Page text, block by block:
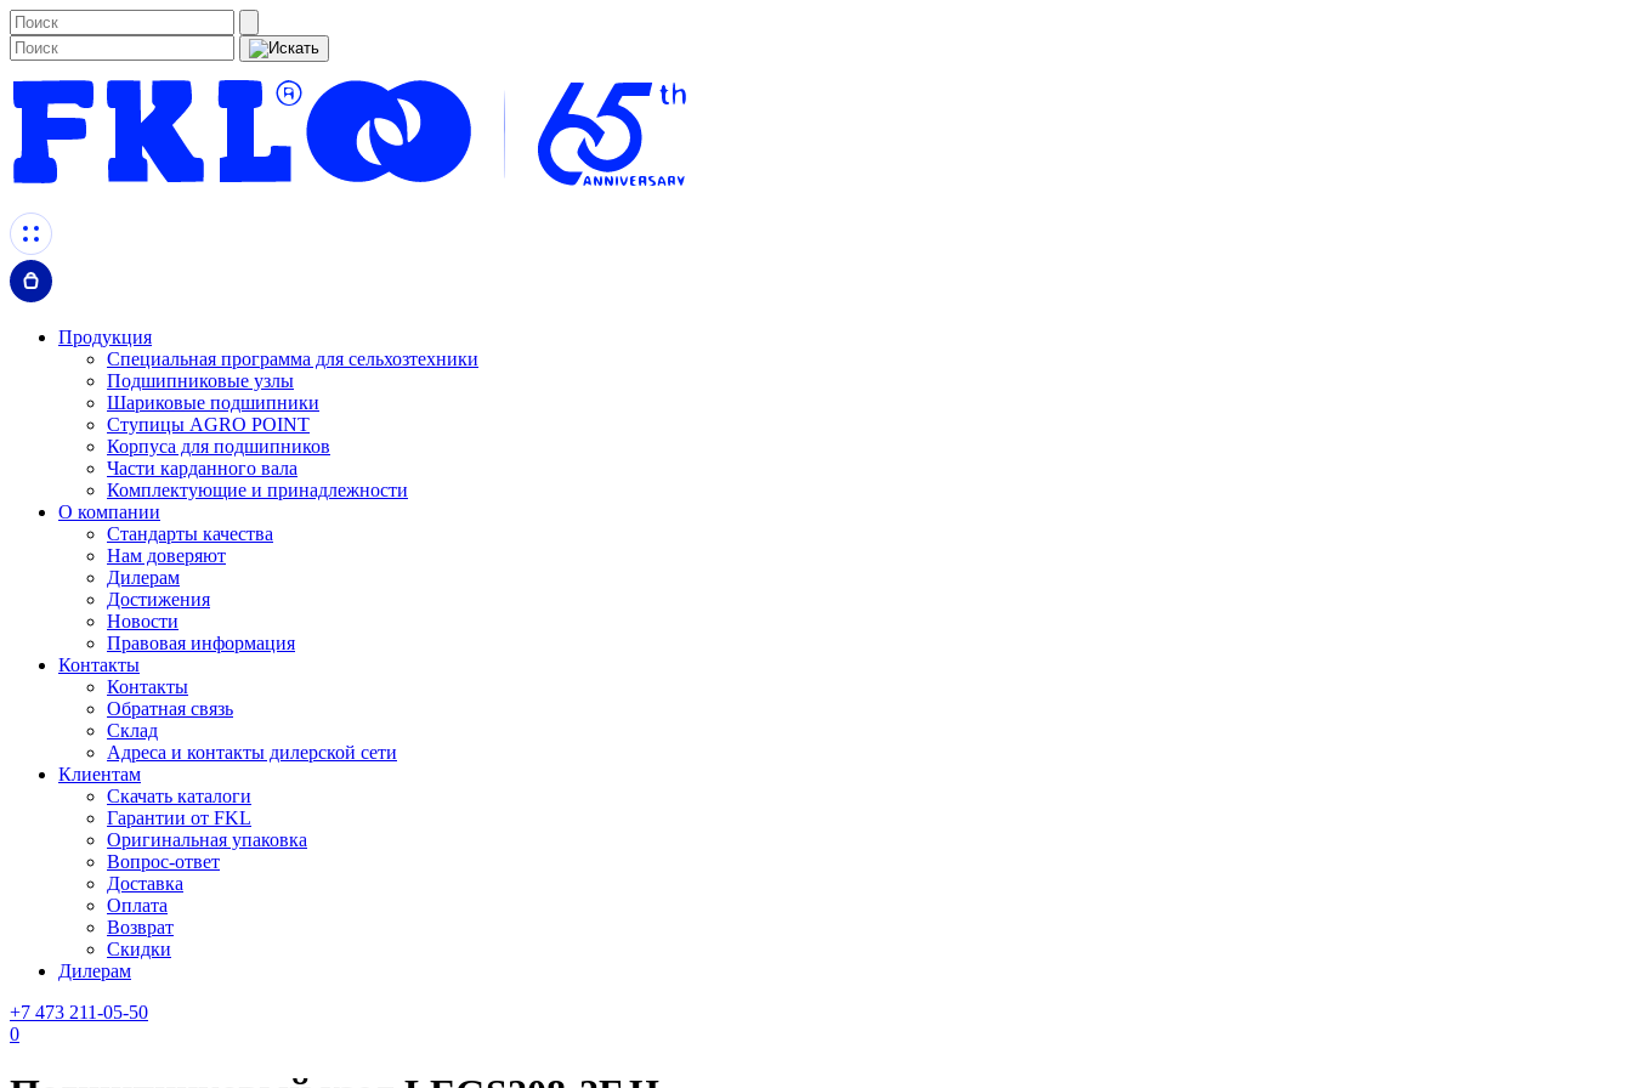
Продукция
Специальная программа для сельхозтехники
Подшипниковые узлы
Шариковые подшипники
Ступицы AGRO POINT
Корпуса для подшипников
Части карданного вала
Комплектующие и принадлежности
О компании
Стандарты качества
Нам доверяют
Дилерам
Достижения
Новости
Правовая информация
Контакты
Контакты
Обратная связь
Склад
Адреса и контакты дилерской сети
Клиентам
Скачать каталоги
Гарантии от FKL
Оригинальная упаковка
Вопрос-ответ
Доставка
Оплата
Возврат
Скидки
Дилерам
+7 473 211-05-50
0